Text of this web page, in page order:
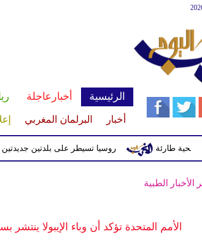
الرئيسية أخبارعاجلة
أخبار البرلمان المغربي
روسيا تسيطر على بلدتين جديدتين في شرق
الأخبار الطبية
الأمم المتحدة تؤكد أن وباء الإيبولا ينتشر